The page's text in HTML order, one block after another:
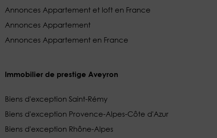
Annonces Appartement et loft en France
Annonces Appartement
Annonces Appartement en France
Immobilier de prestige Aveyron
Biens d'exception Saint-Rémy
Biens d'exception Provence-Alpes-Côte d'Azur
Biens d'exception Rhône-Alpes